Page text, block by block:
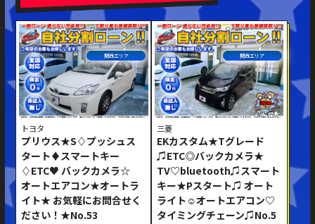
修復歴あり
ミッション
AT
MT
ハンドル
右ハンドル 左ハンドル
関西エリア
トヨタ
プリウス★S♢プッシュス
タート♦スマートキー
♢ETC♥ バックカメラ☆
オートエアコン★オートラ
イト★ お気軽にお問合せく
ださい！★No.53
関西エリア
三菱
EKカスタム★Tグレード
♫ETC◎バックカメラ★
TV♡bluetooth♫スマート
キー★Pスタート♫ オート
ライト☺オートエアコン♡
タイミングチェーン♫No.5